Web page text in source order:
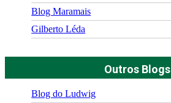
Blog Maramais
Gilberto Léda
Outros Blogs
Blog do Ludwig